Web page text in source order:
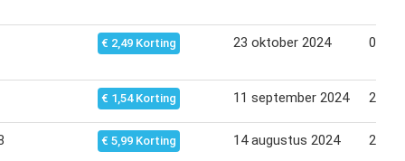
€ 2,49 Korting 23 oktober 2024 05
€ 1,54 Korting 11 september 2024 24
€ 5,99 Korting 14 augustus 2024 27